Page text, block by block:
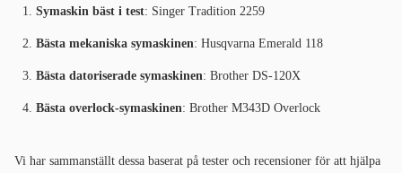
Symaskin bäst i test: Singer Tradition 2259
Bästa mekaniska symaskinen: Husqvarna Emerald 118
Bästa datoriserade symaskinen: Brother DS-120X
Bästa overlock-symaskinen: Brother M343D Overlock
Vi har sammanställt dessa baserat på tester och recensioner för att hjälpa